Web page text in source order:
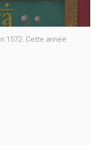
1572. Cette année